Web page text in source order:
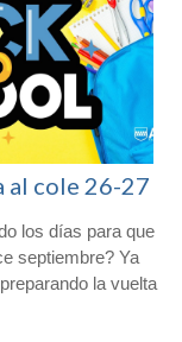
al cole 26-27
los días para que
septiembre? Ya
la vuelta